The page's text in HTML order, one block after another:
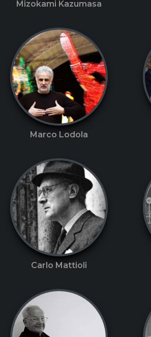
Mizokami Kazumasa
Marco Lodola
Carlo Mattioli